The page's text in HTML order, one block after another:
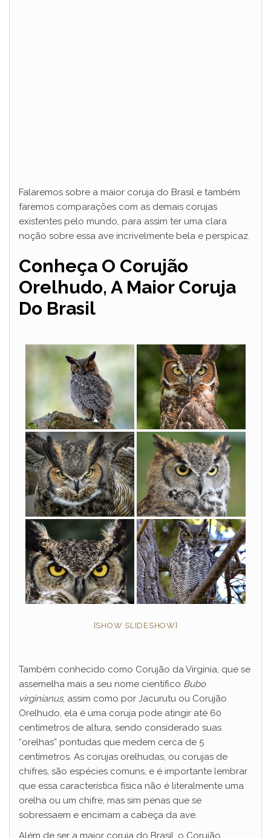
Falaremos sobre a maior coruja do Brasil e também
faremos comparações com as demais corujas
existentes pelo mundo, para assim ter uma clara
noção sobre essa ave incrivelmente bela e perspicaz.
Conheça O Corujão
Orelhudo, A Maior Coruja
Do Brasil
[SHOW SLIDESHOW]
Também conhecido como Corujão da Virgínia, que se
assemelha mais a seu nome científico Bubo
virginianus, assim como por Jacurutu ou Corujão
Orelhudo, ela é uma coruja pode atingir até 60
centímetros de altura, sendo considerado suas
“orelhas” pontudas que medem cerca de 5
centímetros. As corujas orelhudas, ou corujas de
chifres, são espécies comuns, e é importante lembrar
que essa característica física não é literalmente uma
orelha ou um chifre, mas sim penas que se
sobressaem e encimam a cabeça da ave.
Além de ser a maior coruja do Brasil, o Corujão